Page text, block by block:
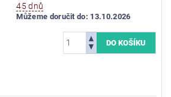
45 dnů
Můžeme doručit do: 13.10.2026